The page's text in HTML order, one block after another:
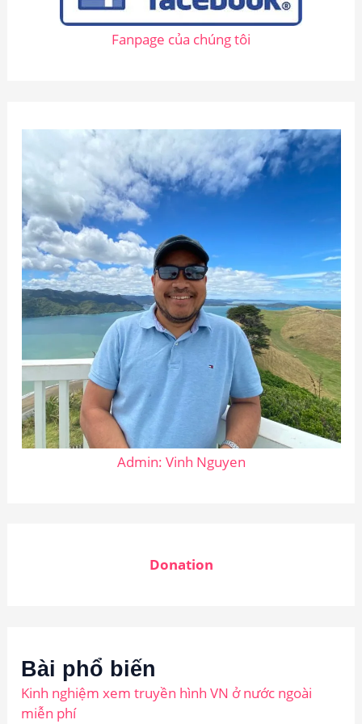
Fanpage của chúng tôi
Admin: Vinh Nguyen
Donation
Bài phổ biến
Kinh nghiệm xem truyền hình VN ở nước ngoài
miễn phí